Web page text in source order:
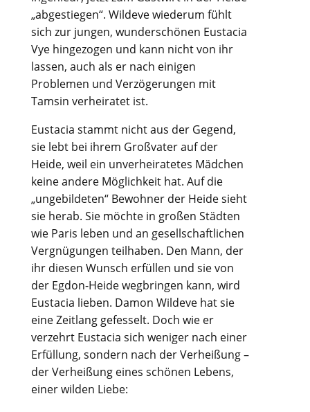
„abgestiegen“. Wildeve wiederum fühlt
sich zur jungen, wunderschönen Eustacia
Vye hingezogen und kann nicht von ihr
lassen, auch als er nach einigen
Problemen und Verzögerungen mit
Tamsin verheiratet ist.
Eustacia stammt nicht aus der Gegend,
sie lebt bei ihrem Großvater auf der
Heide, weil ein unverheiratetes Mädchen
keine andere Möglichkeit hat. Auf die
„ungebildeten“ Bewohner der Heide sieht
sie herab. Sie möchte in großen Städten
wie Paris leben und an gesellschaftlichen
Vergnügungen teilhaben. Den Mann, der
ihr diesen Wunsch erfüllen und sie von
der Egdon-Heide wegbringen kann, wird
Eustacia lieben. Damon Wildeve hat sie
eine Zeitlang gefesselt. Doch wie er
verzehrt Eustacia sich weniger nach einer
Erfüllung, sondern nach der Verheißung –
der Verheißung eines schönen Lebens,
einer wilden Liebe: